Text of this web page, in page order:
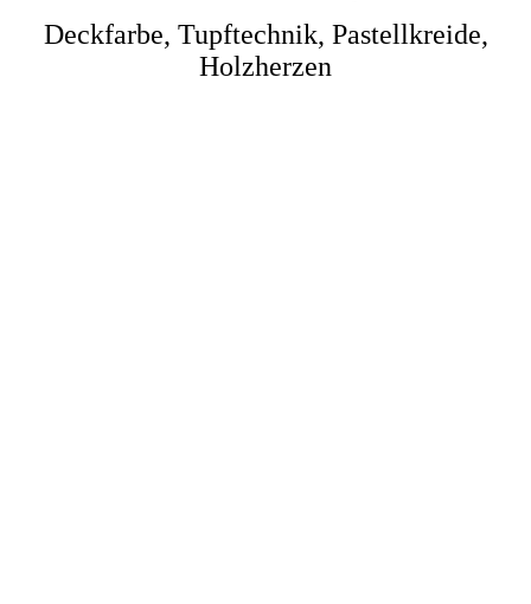
Deckfarbe, Tupftechnik, Pastellkreide,
Holzherzen